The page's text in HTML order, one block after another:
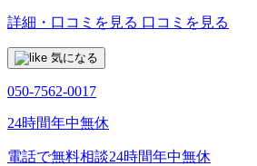
詳細・口コミを見る 口コミを見る
気になる
050-7562-0017
24時間年中無休
電話で無料相談24時間年中無休